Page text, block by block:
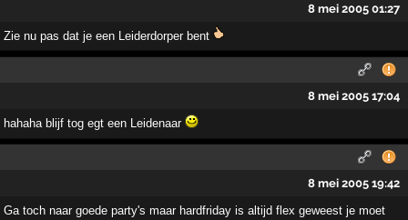
8 mei 2005 01:27
Zie nu pas dat je een Leiderdorper bent
8 mei 2005 17:04
hahaha blijf tog egt een Leidenaar
8 mei 2005 19:42
Ga toch naar goede party's maar hardfriday is altijd flex geweest je moet